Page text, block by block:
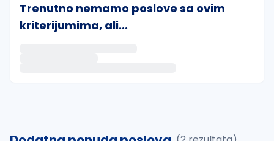
Trenutno nemamo poslove sa ovim
kriterijumima, ali...